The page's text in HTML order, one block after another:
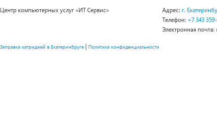
Центр компьютерных услуг «ИТ Сервис» Адрес: г.
Телефон: +7 343
Электронная почта:
Заправка катриджей в Екатеринбруге | Политика конфиденциальности